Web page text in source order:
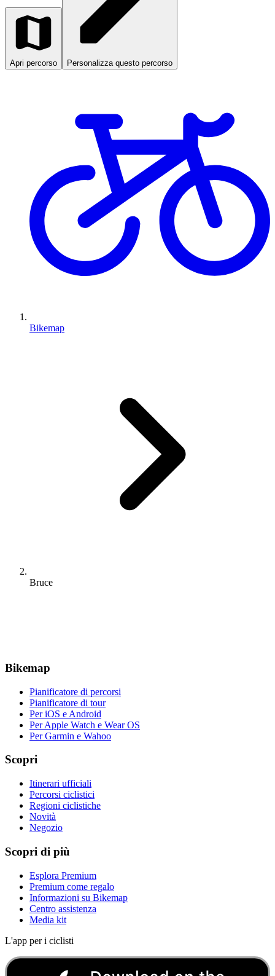
Apri percorso Personalizza questo percorso
Bikemap
Bruce
Bikemap
Pianificatore di percorsi
Pianificatore di tour
Per iOS e Android
Per Apple Watch e Wear OS
Per Garmin e Wahoo
Scopri
Itinerari ufficiali
Percorsi ciclistici
Regioni ciclistiche
Novità
Negozio
Scopri di più
Esplora Premium
Premium come regalo
Informazioni su Bikemap
Centro assistenza
Media kit
L'app per i ciclisti